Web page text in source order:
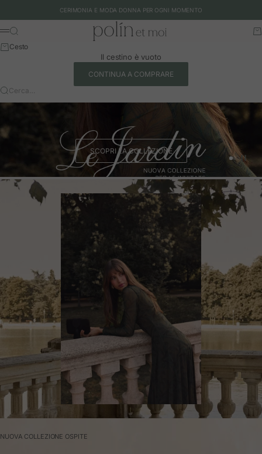
CERIMONIA E MODA DONNA PER OGNI MOMENTO
Polín et moi - EU
Menu
Cerca
Cesto
Il cestino è vuoto
CONTINUA A COMPRARE
Cerca…
SCOPRI LA COLLEZIONE
Vai
Vai
NUOVA COLLEZIONE OSPITE